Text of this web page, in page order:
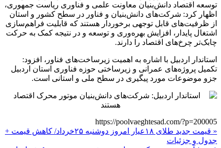
توسعه اقتصاد دانش‌بنیان معاونت علمی و فناوری ریاست جمهوری،
اظهار کرد: شرکت‌های دانش‌بنیان و فناور در سطح کشور و استان
از ظرفیت‌های قابل توجهی برخوردار هستند که قابلیت فراهم‌سازی
اشتغال پایدار، افزایش بهره‌وری و توسعه و در نتیجه کمک به حرکت
چابک‌تر چرخ‌های اقتصاد را دارند.
استاندار اردبیل با اشاره به اهمیت زیرساخت‌های فناور، افزود:
تکمیل پروژه‌های عمرانی و زیرساختی حوزه فناوری استان اردبیل
جزو موضوعات مورد پیگیری در سطح ملی و استانی است.
https://poolvaeghtesad.com/?p=200005
« قیمت جدید طلای ۱۸عیار امروز دوشنبه ۲۵خرداد/ کاهش قیمت +
جدول و جزئیات